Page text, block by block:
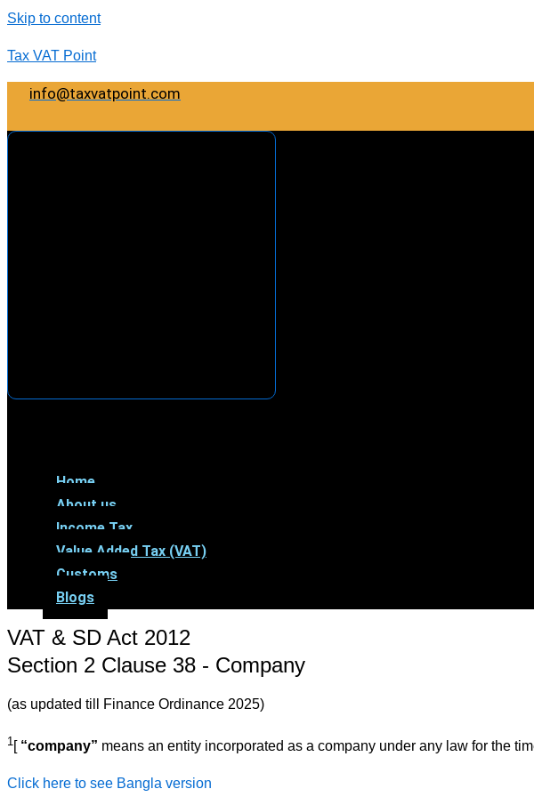
Skip to content
Tax VAT Point
info@taxvatpoint.com
Home
About us
Income Tax
Value Added Tax (VAT)
Customs
Blogs
VAT & SD Act 2012
Section 2 Clause 38 - Company
(as updated till Finance Ordinance 2025)
1[ “company” means an entity incorporated as a company under any law for the
Click here to see Bangla version